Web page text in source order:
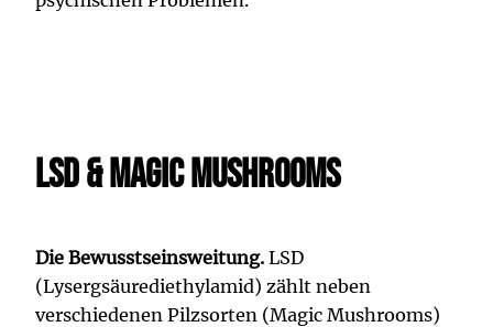
LSD & Magic Mushrooms
Die Bewusstseinsweitung. LSD
(Lysergsäurediethylamid) zählt neben
verschiedenen Pilzsorten (Magic Mushrooms)